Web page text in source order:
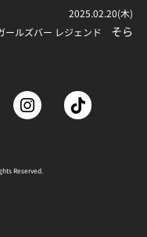
2025.02.20(木)
ールズバー レジェンド
そら
Reserved.